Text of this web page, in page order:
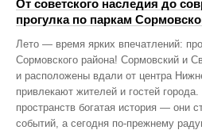
От советского наследия до
прогулка по паркам
Лето — время ярких впечатлений:
Сормовского района! Сормовский и
и расположены вдали от центра
привлекают жителей и гостей
пространств богатая история — они
событий, а сегодня по‑прежнему